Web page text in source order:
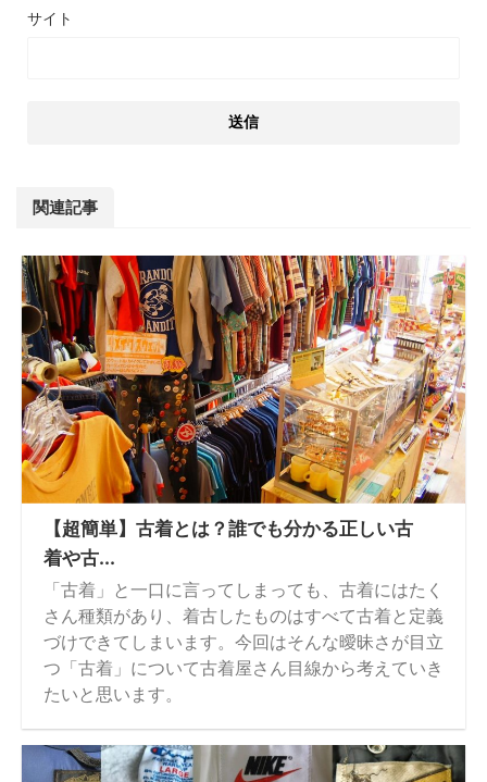
サイト
関連記事
【超簡単】古着とは？誰でも分かる正しい古
着や古...
「古着」と一口に言ってしまっても、古着にはたく
さん種類があり、着古したものはすべて古着と定義
づけできてしまいます。今回はそんな曖昧さが目立
つ「古着」について古着屋さん目線から考えていき
たいと思います。